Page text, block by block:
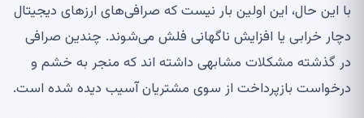
با این حال، این اولین بار نیست که صرافی‌های ارزهای دیجیتال
دچار خرابی یا افزایش ناگهانی فلش می‌شوند. چندین صرافی
در گذشته مشکلات مشابهی داشته اند که منجر به خشم و
درخواست بازپرداخت از سوی مشتریان آسیب دیده شده است.